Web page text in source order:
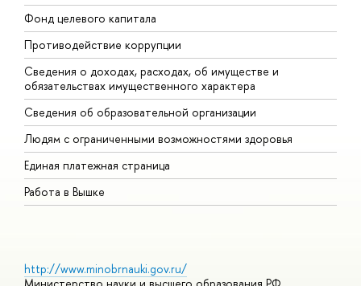
Фонд целевого капитала
Противодействие коррупции
Сведения о доходах, расходах, об имуществе и
обязательствах имущественного характера
Сведения об образовательной организации
Людям с ограниченными возможностями здоровья
Единая платежная страница
Работа в Вышке
http://www.minobrnauki.gov.ru/
Министерство науки и высшего образования РФ